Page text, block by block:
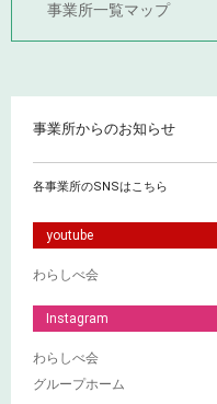
事業所一覧マップ
事業所からのお知らせ
各事業所のSNSはこちら
youtube
わらしべ会
Instagram
わらしべ会
グループホーム